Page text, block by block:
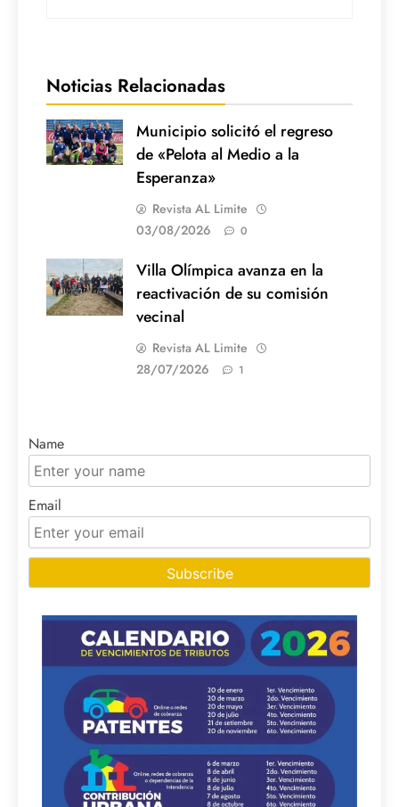
Noticias Relacionadas
Municipio solicitó el regreso
de «Pelota al Medio a la
Esperanza»
Revista AL Limite
03/08/2026
0
Villa Olímpica avanza en la
reactivación de su comisión
vecinal
Revista AL Limite
28/07/2026
1
Name
Email